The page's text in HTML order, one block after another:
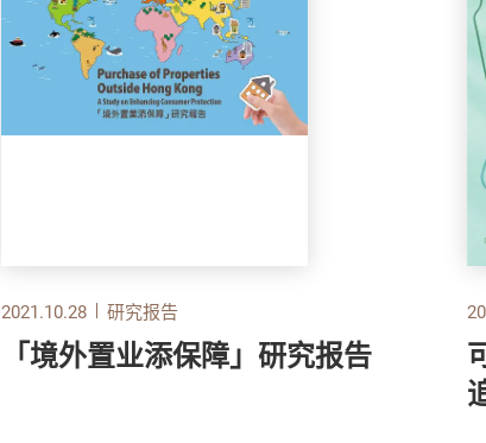
2021.10.28 研究报告
「境外置业添保障」研究报告